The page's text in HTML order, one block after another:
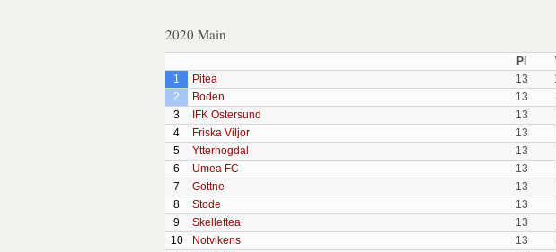
2020 Main
Pl
1
Pitea 13
2
Boden 13
3
IFK Ostersund 13
4
Friska Viljor 13
5
Ytterhogdal 13
6
Umea FC 13
7
Gottne 13
8
Stode 13
9
Skelleftea 13
10
Notvikens 13